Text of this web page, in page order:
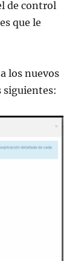
de control
que le
los nuevos
siguientes: